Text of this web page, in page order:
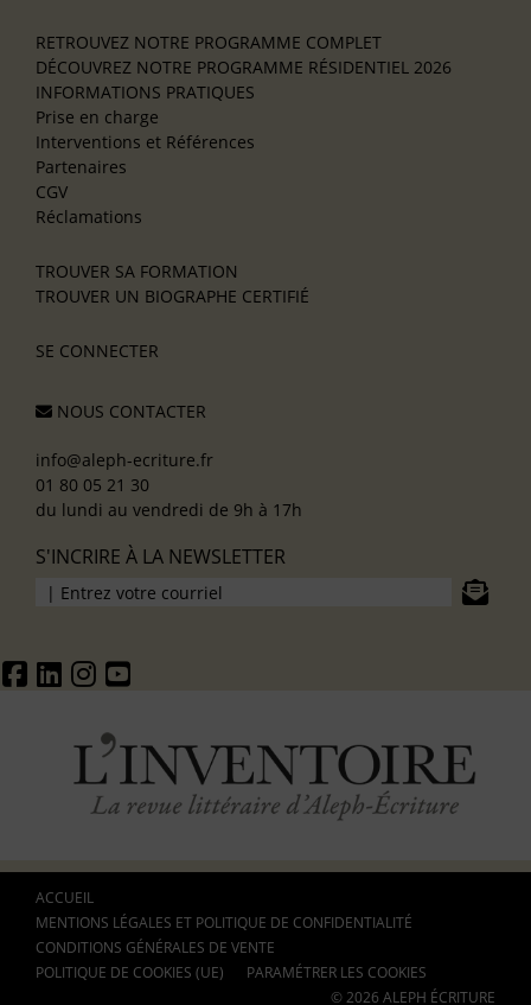
RETROUVEZ NOTRE PROGRAMME COMPLET
DÉCOUVREZ NOTRE PROGRAMME RÉSIDENTIEL 2026
INFORMATIONS PRATIQUES
Prise en charge
Interventions et Références
Partenaires
CGV
Réclamations
TROUVER SA FORMATION
TROUVER UN BIOGRAPHE CERTIFIÉ
SE CONNECTER
NOUS CONTACTER
info@aleph-ecriture.fr
01 80 05 21 30
du lundi au vendredi de 9h à 17h
S'INCRIRE À LA NEWSLETTER
ACCUEIL
MENTIONS LÉGALES ET POLITIQUE DE CONFIDENTIALITÉ
CONDITIONS GÉNÉRALES DE VENTE
POLITIQUE DE COOKIES (UE)
PARAMÉTRER LES COOKIES
© 2026 ALEPH ÉCRITURE